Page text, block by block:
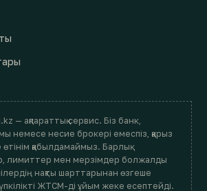
— ақпараттық сервис. Біз банк,
немесе несие брокері емеспіз, қарыз
қабылдамаймыз. Барлық
лимиттер мен мерзімдер болжалды
нақты шарттарынан өзгеше
ЖТСМ-ді ұйым жеке есептейді.